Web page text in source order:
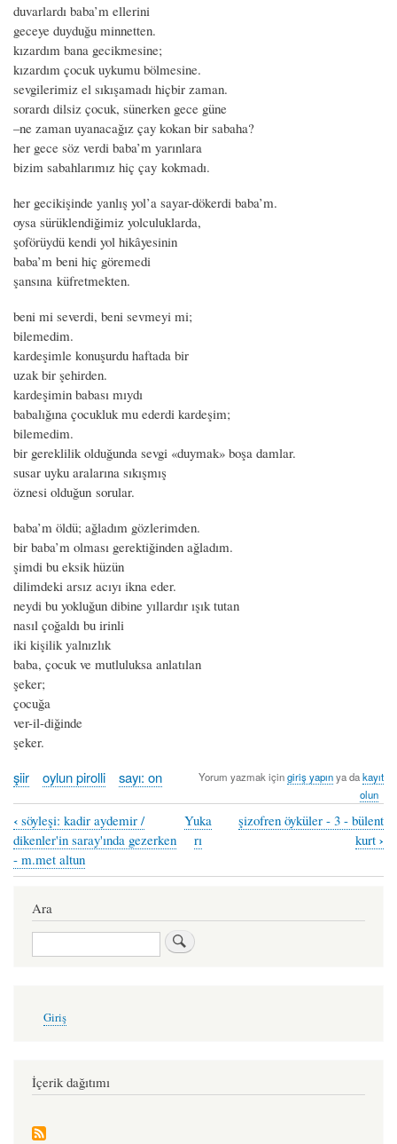
duvarlardı baba’m ellerini
geceye duyduğu minnetten.
kızardım bana gecikmesine;
kızardım çocuk uykumu bölmesine.
sevgilerimiz el sıkışamadı hiçbir zaman.
sorardı dilsiz çocuk, sünerken gece güne
–ne zaman uyanacağız çay kokan bir sabaha?
her gece söz verdi baba’m yarınlara
bizim sabahlarımız hiç çay kokmadı.
her gecikişinde yanlış yol’a sayar-dökerdi baba’m.
oysa sürüklendiğimiz yolculuklarda,
şoförüydü kendi yol hikâyesinin
baba’m beni hiç göremedi
şansına küfretmekten.
beni mi severdi, beni sevmeyi mi;
bilemedim.
kardeşimle konuşurdu haftada bir
uzak bir şehirden.
kardeşimin babası mıydı
babalığına çocukluk mu ederdi kardeşim;
bilemedim.
bir gereklilik olduğunda sevgi «duymak» boşa damlar.
susar uyku aralarına sıkışmış
öznesi olduğun sorular.
baba’m öldü; ağladım gözlerimden.
bir baba’m olması gerektiğinden ağladım.
şimdi bu eksik hüzün
dilimdeki arsız acıyı ikna eder.
neydi bu yokluğun dibine yıllardır ışık tutan
nasıl çoğaldı bu irinli
iki kişilik yalnızlık
baba, çocuk ve mutluluksa anlatılan
şeker;
çocuğa
ver-il-diğinde
şeker.
şiir oylun pirolli sayı: on Yorum yazmak içingiriş yapınya dakayıt
olun
Book
traversal
for
kardeşimin
babası
oylun
‹ söyleşi: kadir aydemir /
dikenler'in saray'ında gezerken
- m.met altun
Yuka
rı
şizofren öyküler - 3 - bülent
kurt ›
Ara
Ara
account
Giriş
İçerik dağıtımı